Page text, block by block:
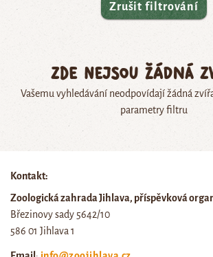
Zrušit filtrování
Zde nejsou žádná
Vašemu vyhledávání neodpovídají žádná
parametry filtru
Kontakt:
Zoologická zahrada Jihlava, příspěvková
Březinovy sady 5642/10
586 01 Jihlava 1